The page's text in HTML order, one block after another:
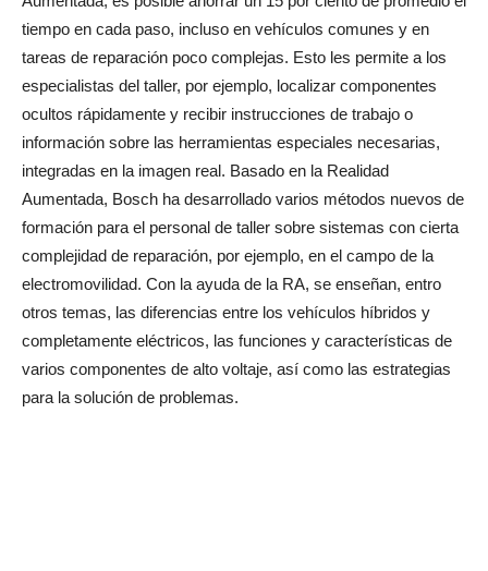
tiempo en cada paso, incluso en vehículos comunes y en
tareas de reparación poco complejas. Esto les permite a los
especialistas del taller, por ejemplo, localizar componentes
ocultos rápidamente y recibir instrucciones de trabajo o
información sobre las herramientas especiales necesarias,
integradas en la imagen real. Basado en la Realidad
Aumentada, Bosch ha desarrollado varios métodos nuevos de
formación para el personal de taller sobre sistemas con cierta
complejidad de reparación, por ejemplo, en el campo de la
electromovilidad. Con la ayuda de la RA, se enseñan, entro
otros temas, las diferencias entre los vehículos híbridos y
completamente eléctricos, las funciones y características de
varios componentes de alto voltaje, así como las estrategias
para la solución de problemas.